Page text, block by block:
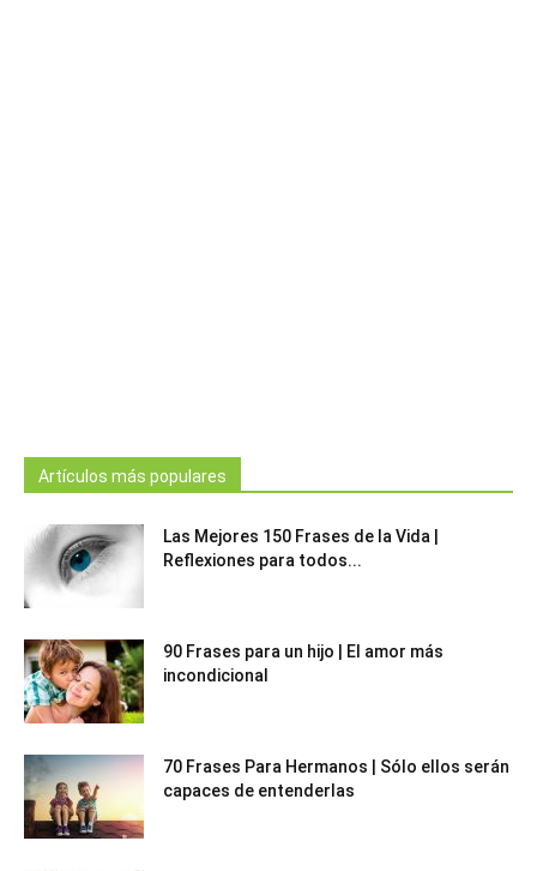
Artículos más populares
Las Mejores 150 Frases de la Vida |
Reflexiones para todos...
90 Frases para un hijo | El amor más
incondicional
70 Frases Para Hermanos | Sólo ellos serán
capaces de entenderlas